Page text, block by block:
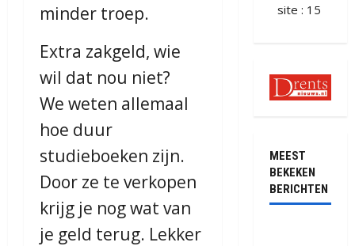
minder troep.
Extra zakgeld, wie
wil dat nou niet?
We weten allemaal
hoe duur
studieboeken zijn.
Door ze te verkopen
krijg je nog wat van
je geld terug. Lekker
site : 15
MEEST
BEKEKEN
BERICHTEN